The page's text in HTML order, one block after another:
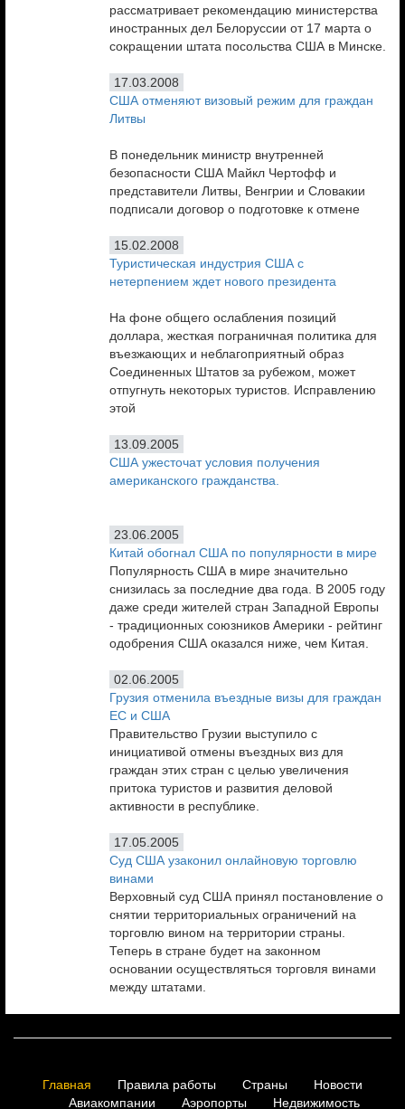
рассматривает рекомендацию министерства
иностранных дел Белоруссии от 17 марта о
сокращении штата посольства США в Минске.
17.03.2008
США отменяют визовый режим для граждан
Литвы
В понедельник министр внутренней
безопасности США Майкл Чертофф и
представители Литвы, Венгрии и Словакии
подписали договор о подготовке к отмене
15.02.2008
Туристическая индустрия США с
нетерпением ждет нового президента
На фоне общего ослабления позиций
доллара, жесткая пограничная политика для
въезжающих и неблагоприятный образ
Соединенных Штатов за рубежом, может
отпугнуть некоторых туристов. Исправлению
этой
13.09.2005
США ужесточат условия получения
американского гражданства.
23.06.2005
Китай обогнал США по популярности в мире
Популярность США в мире значительно
снизилась за последние два года. В 2005 году
даже среди жителей стран Западной Европы
- традиционных союзников Америки - рейтинг
одобрения США оказался ниже, чем Китая.
02.06.2005
Грузия отменила въездные визы для граждан
ЕС и США
Правительство Грузии выступило с
инициативой отмены въездных виз для
граждан этих стран с целью увеличения
притока туристов и развития деловой
активности в республике.
17.05.2005
Суд США узаконил онлайновую торговлю
винами
Верховный суд США принял постановление о
снятии территориальных ограничений на
торговлю вином на территории страны.
Теперь в стране будет на законном
основании осуществляться торговля винами
между штатами.
Главная Правила работы Страны
Новости
Авиакомпании
Аэропорты Недвижимость